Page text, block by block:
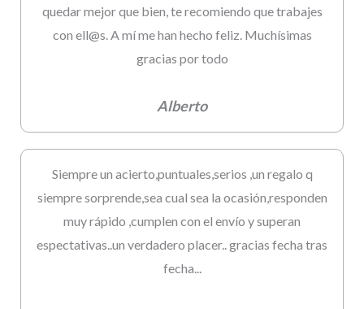
quedar mejor que bien, te recomiendo que trabajes
con ell@s. A mí me han hecho feliz. Muchísimas
gracias por todo
Alberto
Siempre un acierto,puntuales,serios ,un regalo q
siempre sorprende,sea cual sea la ocasión,responden
muy rápido ,cumplen con el envío y superan
espectativas..un verdadero placer.. gracias fecha tras
fecha...